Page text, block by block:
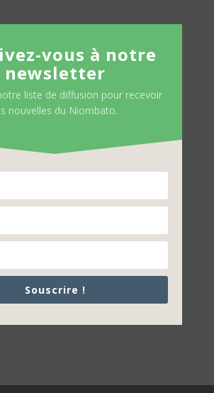
vous à notre
newsletter
liste de diffusion pour recevoir
nouvelles du Niombato.
Souscrire !